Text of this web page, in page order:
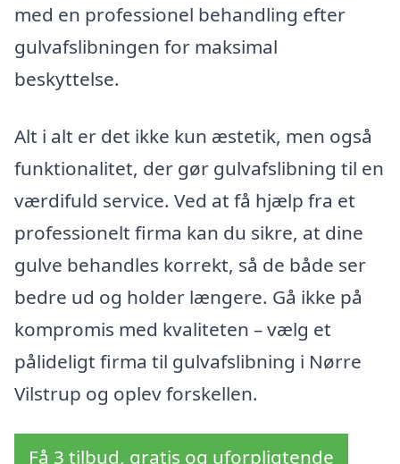
med en professionel behandling efter
gulvafslibningen for maksimal
beskyttelse.
Alt i alt er det ikke kun æstetik, men også
funktionalitet, der gør gulvafslibning til en
værdifuld service. Ved at få hjælp fra et
professionelt firma kan du sikre, at dine
gulve behandles korrekt, så de både ser
bedre ud og holder længere. Gå ikke på
kompromis med kvaliteten – vælg et
pålideligt firma til gulvafslibning i Nørre
Vilstrup og oplev forskellen.
Få 3 tilbud, gratis og uforpligtende